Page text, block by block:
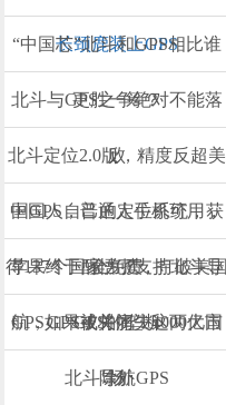
长颈鹿装上GPS
“中国芯”北斗和GPS相比谁
更胜一筹？
北斗与GPS之争绝对不能落
败
北斗定位2.0版，精度反超美
国GPS，普通人手机可用，
全免费
中国人自己的定位系统，获
得137个国家力挺，打破美国
GPS的垄断
苹果终于醒悟了支持北斗导
航，GPS或将痛失4000亿市
场
GPS如果被关闭，这两大国
除外
北斗导航GPS